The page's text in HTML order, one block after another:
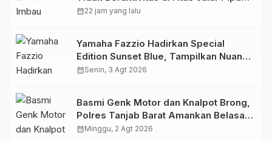
Migas Demi Keselamatan Bersama
calendar_month22 jam yang lalu
Yamaha Fazzio Hadirkan Special
Edition Sunset Blue, Tampilkan Nuansa
Retro Summer yang Semakin Skena
calendar_monthSenin, 3 Agt 2026
Basmi Genk Motor dan Knalpot Brong,
Polres Tanjab Barat Amankan Belasan
Kendaraan
calendar_monthMinggu, 2 Agt 2026